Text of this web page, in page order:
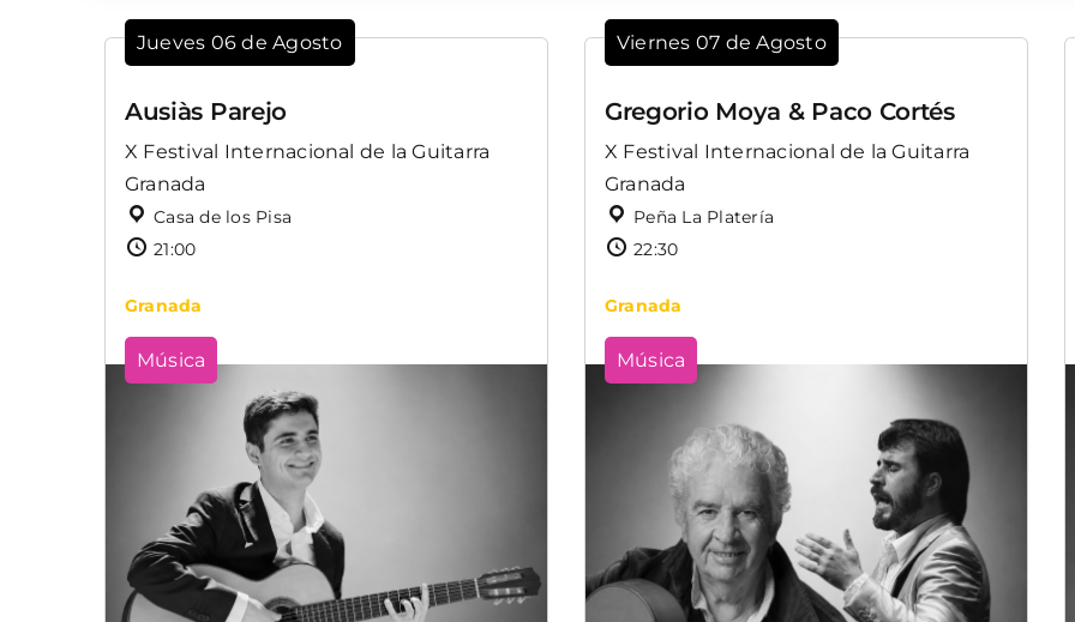
Jueves 06 de Agosto
Ausiàs Parejo
X Festival Internacional de la Guitarra
Granada
Casa de los Pisa
21:00
Granada
Música
Viernes 07 de Agosto
Gregorio Moya & Paco Cortés
X Festival Internacional de la Guitarra
Granada
Peña La Platería
22:30
Granada
Música